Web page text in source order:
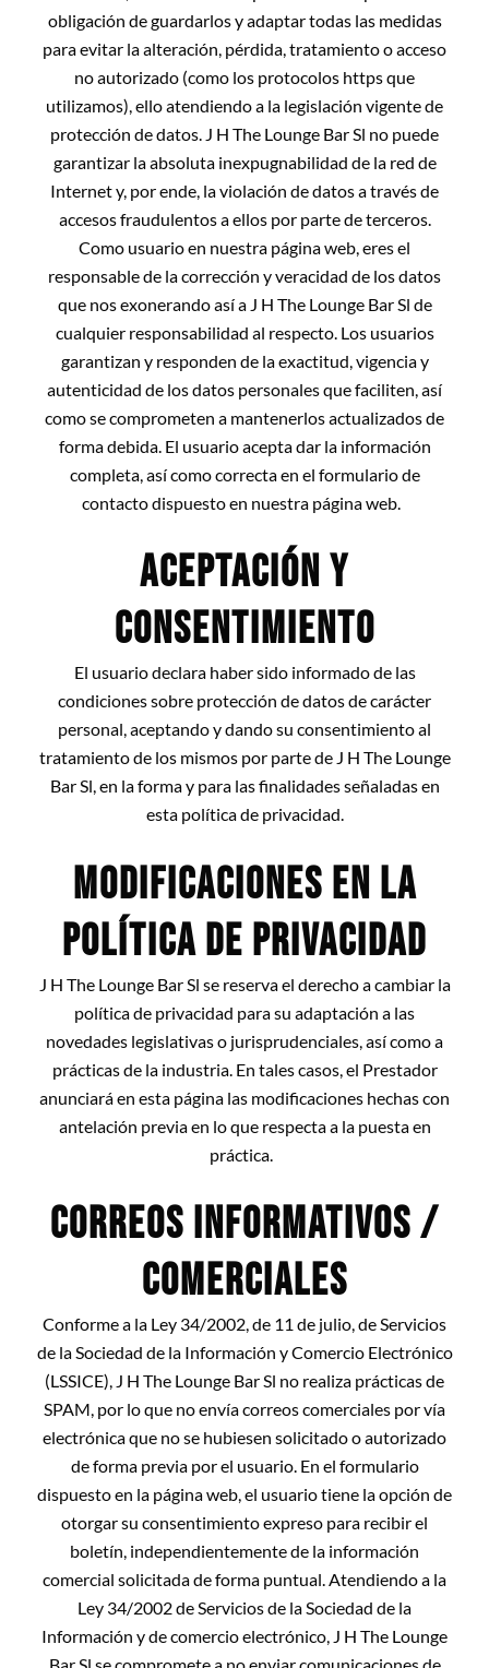
obligación de guardarlos y adaptar todas las medidas
para evitar la alteración, pérdida, tratamiento o acceso
no autorizado (como los protocolos https que
utilizamos), ello atendiendo a la legislación vigente de
protección de datos. J H The Lounge Bar Sl no puede
garantizar la absoluta inexpugnabilidad de la red de
Internet y, por ende, la violación de datos a través de
accesos fraudulentos a ellos por parte de terceros.
Como usuario en nuestra página web, eres el
responsable de la corrección y veracidad de los datos
que nos exonerando así a J H The Lounge Bar Sl de
cualquier responsabilidad al respecto. Los usuarios
garantizan y responden de la exactitud, vigencia y
autenticidad de los datos personales que faciliten, así
como se comprometen a mantenerlos actualizados de
forma debida. El usuario acepta dar la información
completa, así como correcta en el formulario de
contacto dispuesto en nuestra página web.
ACEPTACIÓN Y
CONSENTIMIENTO
El usuario declara haber sido informado de las
condiciones sobre protección de datos de carácter
personal, aceptando y dando su consentimiento al
tratamiento de los mismos por parte de J H The Lounge
Bar Sl, en la forma y para las finalidades señaladas en
esta política de privacidad.
MODIFICACIONES EN LA
POLÍTICA DE PRIVACIDAD
J H The Lounge Bar Sl se reserva el derecho a cambiar la
política de privacidad para su adaptación a las
novedades legislativas o jurisprudenciales, así como a
prácticas de la industria. En tales casos, el Prestador
anunciará en esta página las modificaciones hechas con
antelación previa en lo que respecta a la puesta en
práctica.
CORREOS INFORMATIVOS /
COMERCIALES
Conforme a la Ley 34/2002, de 11 de julio, de Servicios
de la Sociedad de la Información y Comercio Electrónico
(LSSICE), J H The Lounge Bar Sl no realiza prácticas de
SPAM, por lo que no envía correos comerciales por vía
electrónica que no se hubiesen solicitado o autorizado
de forma previa por el usuario. En el formulario
dispuesto en la página web, el usuario tiene la opción de
otorgar su consentimiento expreso para recibir el
boletín, independientemente de la información
comercial solicitada de forma puntual. Atendiendo a la
Ley 34/2002 de Servicios de la Sociedad de la
Información y de comercio electrónico, J H The Lounge